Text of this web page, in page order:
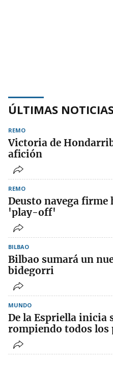
ÚLTIMAS
REMO
Victoria de
afición
REMO
Deusto navega firme
'play-off'
BILBAO
Bilbao sumará un
bidegorri
MUNDO
De la Espriella inicia
rompiendo todos los